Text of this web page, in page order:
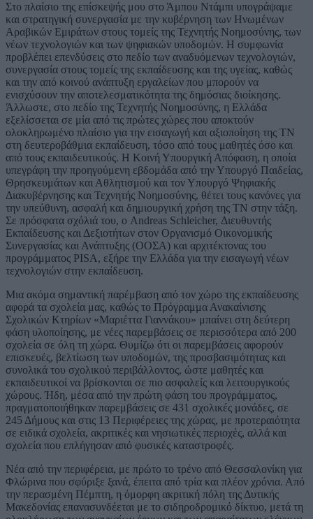
Στο πλαίσιο της επίσκεψής μου στο Άμπου Ντάμπι υπογράψαμε
και στρατηγική συνεργασία με την κυβέρνηση των Ηνωμένων
Αραβικών Εμιράτων στους τομείς της Τεχνητής Νοημοσύνης, των
νέων τεχνολογιών και των ψηφιακών υποδομών. Η συμφωνία
προβλέπει επενδύσεις στο πεδίο των αναδυόμενων τεχνολογιών,
συνεργασία στους τομείς της εκπαίδευσης και της υγείας, καθώς
και την από κοινού ανάπτυξη εργαλείων που μπορούν να
ενισχύσουν την αποτελεσματικότητα της δημόσιας διοίκησης.
Άλλωστε, στο πεδίο της Τεχνητής Νοημοσύνης, η Ελλάδα
εξελίσσεται σε μία από τις πρώτες χώρες που αποκτούν
ολοκληρωμένο πλαίσιο για την εισαγωγή και αξιοποίηση της ΤΝ
στη δευτεροβάθμια εκπαίδευση, τόσο από τους μαθητές όσο και
από τους εκπαιδευτικούς. Η Κοινή Υπουργική Απόφαση, η οποία
υπεγράφη την προηγούμενη εβδομάδα από την Υπουργό Παιδείας,
Θρησκευμάτων και Αθλητισμού και τον Υπουργό Ψηφιακής
Διακυβέρνησης και Τεχνητής Νοημοσύνης, θέτει τους κανόνες για
την υπεύθυνη, ασφαλή και δημιουργική χρήση της ΤΝ στην τάξη.
Σε πρόσφατα σχόλιά του, ο Andreas Schleicher, Διευθυντής
Εκπαίδευσης και Δεξιοτήτων στον Οργανισμό Οικονομικής
Συνεργασίας και Ανάπτυξης (ΟΟΣΑ) και αρχιτέκτονας του
προγράμματος PISA, εξήρε την Ελλάδα για την εισαγωγή νέων
τεχνολογιών στην εκπαίδευση.
Μια ακόμα σημαντική παρέμβαση από τον χώρο της εκπαίδευσης
αφορά τα σχολεία μας, καθώς το Πρόγραμμα Ανακαίνισης
Σχολικών Κτηρίων «Μαριέττα Γιαννάκου» μπαίνει στη δεύτερη
φάση υλοποίησης, με νέες παρεμβάσεις σε περισσότερα από 200
σχολεία σε όλη τη χώρα. Θυμίζω ότι οι παρεμβάσεις αφορούν
επισκευές, βελτίωση των υποδομών, της προσβασιμότητας και
συνολικά του σχολικού περιβάλλοντος, ώστε μαθητές και
εκπαιδευτικοί να βρίσκονται σε πιο ασφαλείς και λειτουργικούς
χώρους. Ήδη, μέσα από την πρώτη φάση του προγράμματος,
πραγματοποιήθηκαν παρεμβάσεις σε 431 σχολικές μονάδες, σε
245 Δήμους και στις 13 Περιφέρειες της χώρας, με προτεραιότητα
σε ειδικά σχολεία, ακριτικές και νησιωτικές περιοχές, αλλά και
σχολεία που επλήγησαν από φυσικές καταστροφές.
Νέα από την περιφέρεια, με πρώτο το τρένο από Θεσσαλονίκη για
Φλώρινα που σφύριξε ξανά, έπειτα από τρία και πλέον χρόνια. Από
την περασμένη Πέμπτη, η όμορφη ακριτική πόλη της Δυτικής
Μακεδονίας επανασυνδέεται με το σιδηροδρομικό δίκτυο, μετά τη